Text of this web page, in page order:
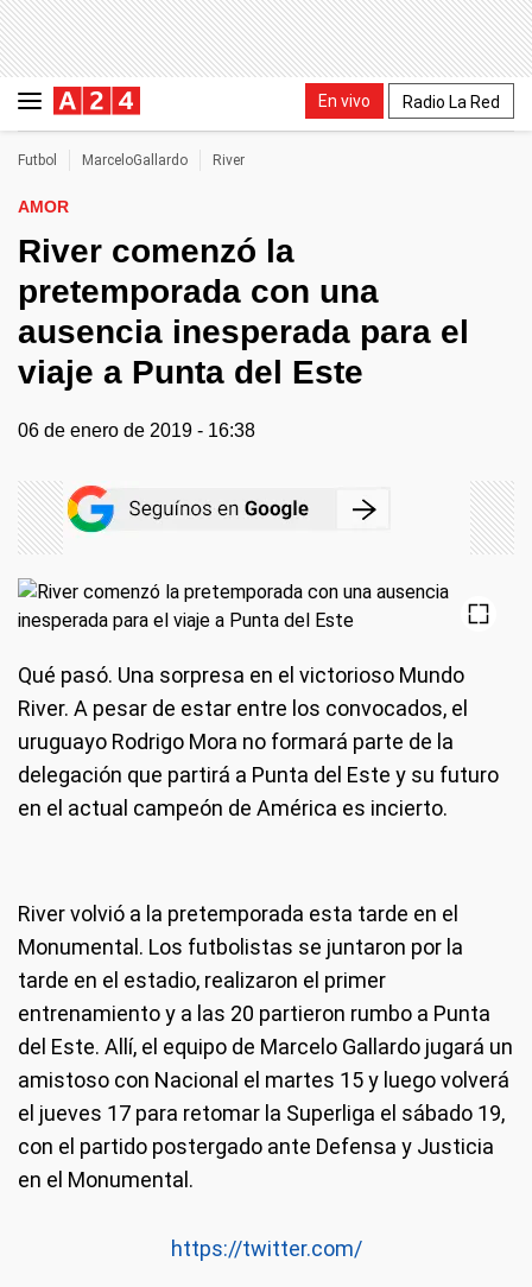
En vivo Radio La Red
Futbol MarceloGallardo River
AMOR
River comenzó la
pretemporada con una
ausencia inesperada para el
viaje a Punta del Este
06 de enero de 2019 - 16:38
Qué pasó. Una sorpresa en el victorioso Mundo
River. A pesar de estar entre los convocados, el
uruguayo Rodrigo Mora no formará parte de la
delegación que partirá a Punta del Este y su futuro
en el actual campeón de América es incierto.
River volvió a la pretemporada esta tarde en el
Monumental. Los futbolistas se juntaron por la
tarde en el estadio, realizaron el primer
entrenamiento y a las 20 partieron rumbo a Punta
del Este. Allí, el equipo de Marcelo Gallardo jugará un
amistoso con Nacional el martes 15 y luego volverá
el jueves 17 para retomar la Superliga el sábado 19,
con el partido postergado ante Defensa y Justicia
en el Monumental.
https://twitter.com/